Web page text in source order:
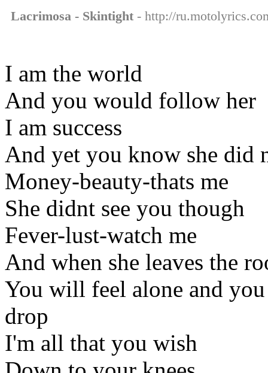
Lacrimosa - Skintight - http://
I am the world
And you would follow her
I am success
And yet you know she did
Money-beauty-thats me
She didnt see you though
Fever-lust-watch me
And when she leaves the
You will feel alone and
drop
I'm all that you wish